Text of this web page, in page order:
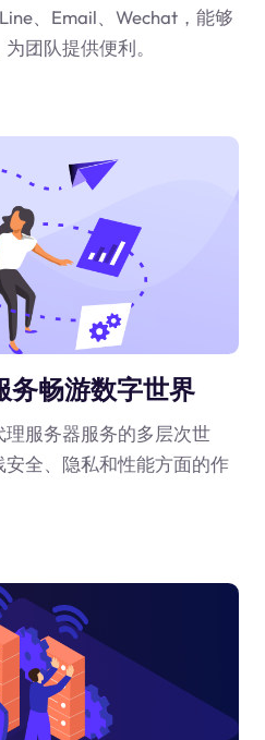
、Email、Wechat，能够
团队提供便利。
务畅游数字世界
服务器服务的多层次世
全、隐私和性能方面的作